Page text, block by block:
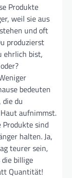
Produkte
weil sie aus
und oft
produzierst
ehrlich bist,
bedeuten
du
aufnimmst.
Produkte sind
halten. Ja,
teurer sein,
billige
Quantität!